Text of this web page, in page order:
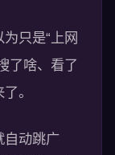
只是“上网
了啥、看了
。
自动跳广